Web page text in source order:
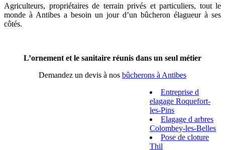
Agriculteurs, propriétaires de terrain privés et particuliers, tout le
monde à Antibes a besoin un jour d’un bûcheron élagueur à ses
côtés.
L’ornement et le sanitaire réunis dans un seul métier
Demandez un devis à nos bûcherons à Antibes
Entreprise d
elagage Roquefort-
les-Pins
Elagage d arbres
Colombey-les-Belles
Pose de cloture
Thil